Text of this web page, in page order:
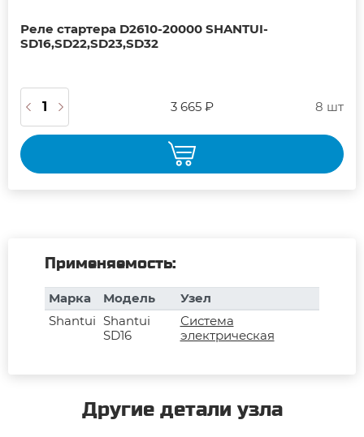
Реле стартера D2610-20000 SHANTUI-
SD16,SD22,SD23,SD32
3 665 ₽ 8 шт
Применяемость:
Марка Модель
Узел
Shantui Shantui
SD16
Система
электрическая
Другие детали узла